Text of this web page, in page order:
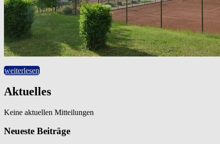
weiterlesen
Aktuelles
Keine aktuellen Mitteilungen
Neueste Beiträge